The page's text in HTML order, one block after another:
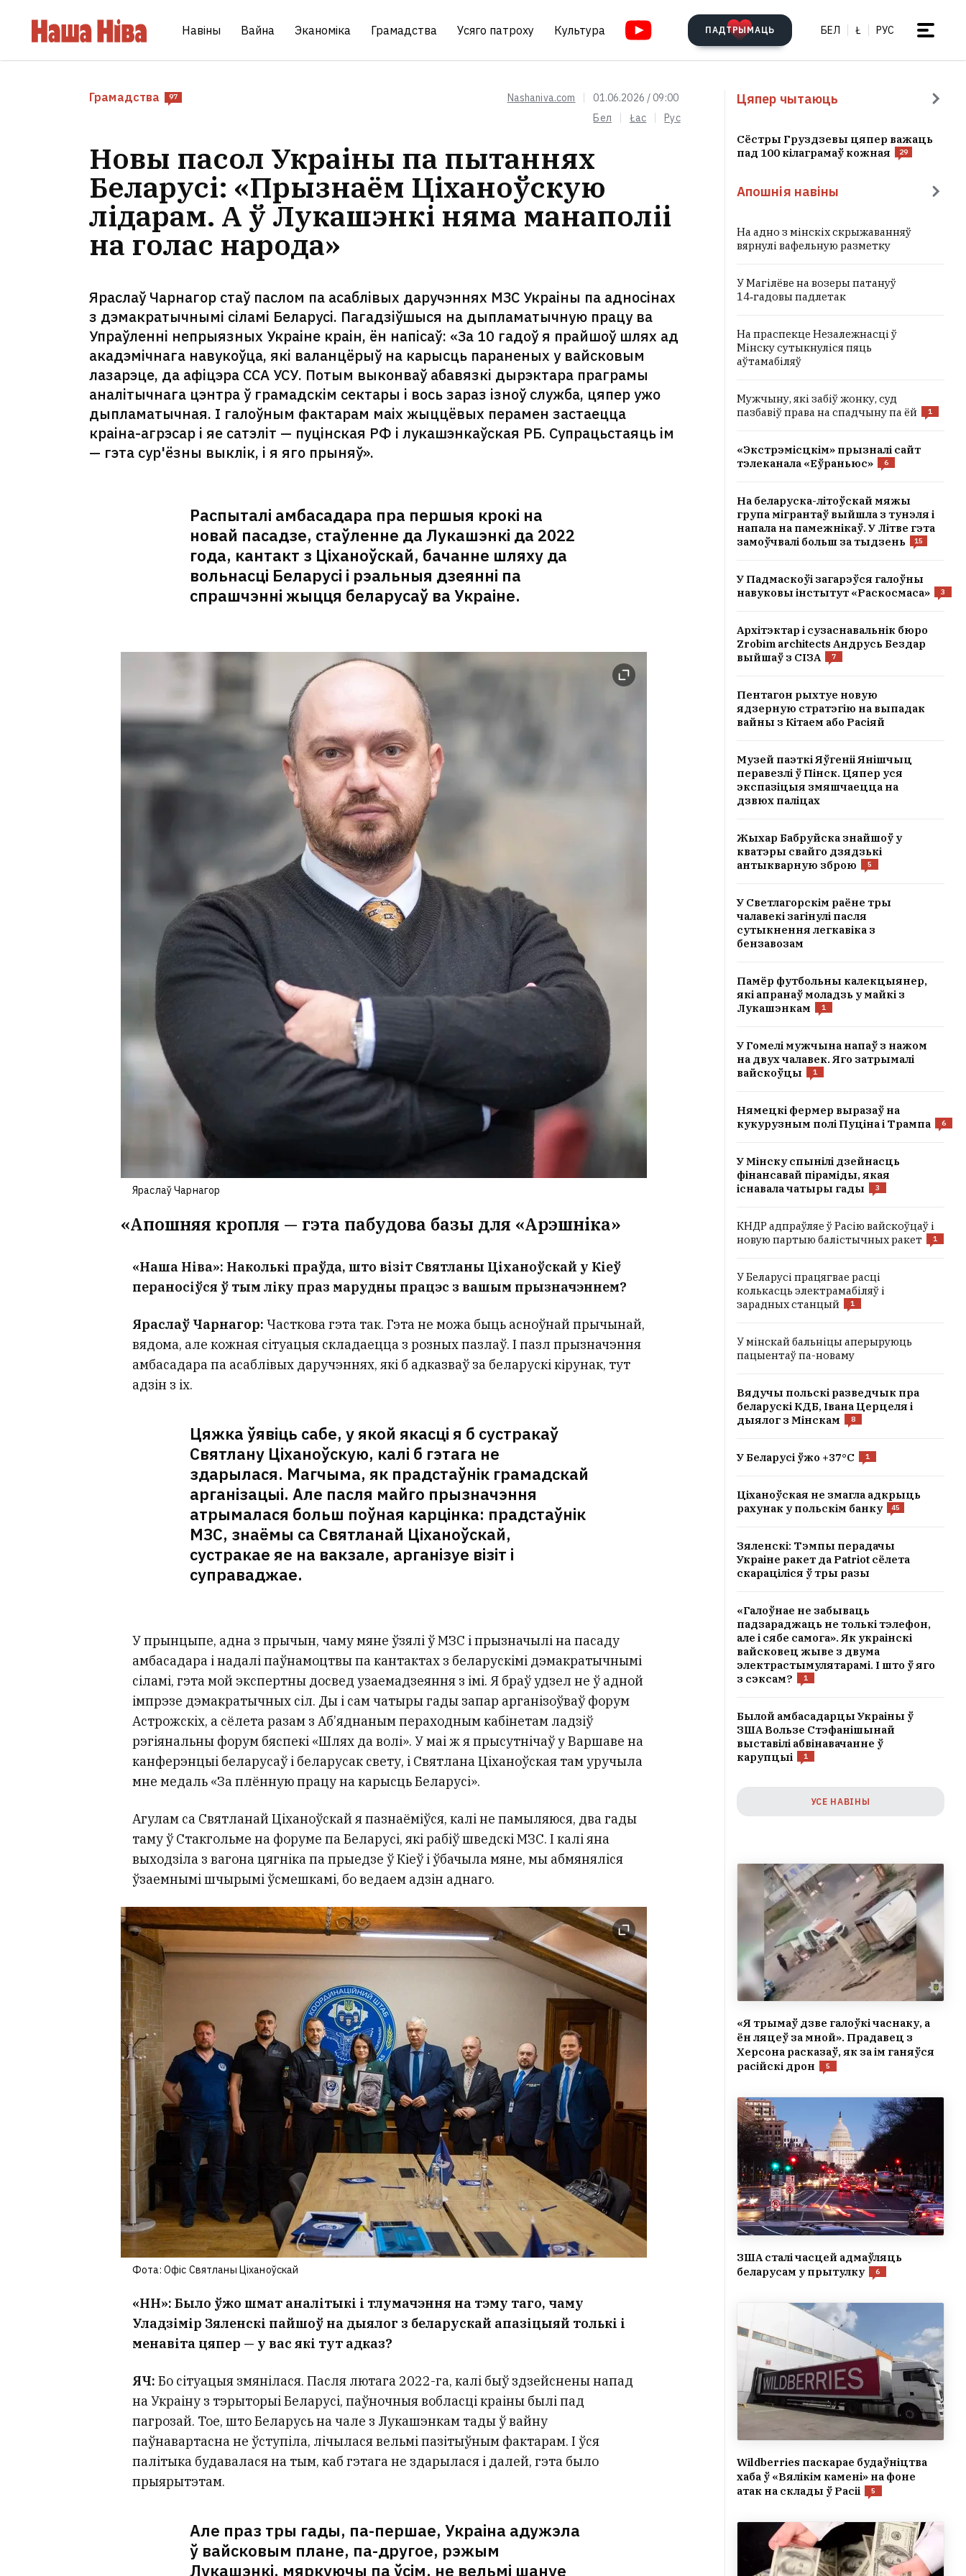
Навіны Вайна Эканоміка Грамадства Усяго патроху Культура ПАДТРЫМАЦЬ БЕЛ Ł РУС
Грамадства 97 Nashaniva.com
01.06.2026 / 09:00
Бел
Łac Рус
Новы пасол Украіны па пытаннях
Беларусі: «Прызнаём Ціханоўскую
лідарам. А ў Лукашэнкі няма манаполіі
на голас народа»
Яраслаў Чарнагор стаў паслом па асаблівых даручэннях МЗС Украіны па адносінах
з дэмакратычнымі сіламі Беларусі. Пагадзіўшыся на дыпламатычную працу ва
Упраўленні непрыязных Украіне краін, ён напісаў: «За 10 гадоў я прайшоў шлях ад
акадэмічнага навукоўца, які валанцёрыў на карысць параненых у вайсковым
лазарэце, да афіцэра ССА УСУ. Потым выконваў абавязкі дырэктара праграмы
аналітычнага цэнтра ў грамадскім сектары і вось зараз ізноў служба, цяпер ужо
дыпламатычная. І галоўным фактарам маіх жыццёвых перамен застаецца
краіна-агрэсар і яе сатэліт — пуцінская РФ і лукашэнкаўская РБ. Супрацьстаяць ім
— гэта сур'ёзны выклік, і я яго прыняў».
Распыталі амбасадара пра першыя крокі на
новай пасадзе, стаўленне да Лукашэнкі да 2022
года, кантакт з Ціханоўскай, бачанне шляху да
вольнасці Беларусі і рэальныя дзеянні па
спрашчэнні жыцця беларусаў ва Украіне.
Яраслаў Чарнагор
«Апошняя кропля — гэта пабудова базы для «Арэшніка»
«Наша Ніва»: Наколькі праўда, што візіт Святланы Ціханоўскай у Кіеў
пераносіўся ў тым ліку праз марудны працэс з вашым прызначэннем?
Яраслаў Чарнагор: Часткова гэта так. Гэта не можа быць асноўнай прычынай,
вядома, але кожная сітуацыя складаецца з розных пазлаў. І пазл прызначэння
амбасадара па асаблівых даручэннях, які б адказваў за беларускі кірунак, тут
адзін з іх.
Цяжка ўявіць сабе, у якой якасці я б сустракаў
Святлану Ціханоўскую, калі б гэтага не
здарылася. Магчыма, як прадстаўнік грамадскай
арганізацыі. Але пасля майго прызначэння
атрымалася больш поўная карцінка: прадстаўнік
МЗС, знаёмы са Святланай Ціханоўскай,
сустракае яе на вакзале, арганізуе візіт і
суправаджае.
У прынцыпе, адна з прычын, чаму мяне ўзялі ў МЗС і прызначылі на пасаду
амбасадара і надалі паўнамоцтвы па кантактах з беларускімі дэмакратычнымі
сіламі, гэта мой экспертны досвед узаемадзеяння з імі. Я браў удзел не ў адной
імпрэзе дэмакратычных сіл. Ды і сам чатыры гады запар арганізоўваў форум
Астрожскіх, а сёлета разам з Аб’яднаным пераходным кабінетам ладзіў
рэгіянальны форум бяспекі «Шлях да волі». У маі ж я прысутнічаў у Варшаве на
канферэнцыі беларусаў і беларусак свету, і Святлана Ціханоўская там уручыла
мне медаль «За плённую працу на карысць Беларусі».
Агулам са Святланай Ціханоўскай я пазнаёміўся, калі не памыляюся, два гады
таму ў Стакгольме на форуме па Беларусі, які рабіў шведскі МЗС. І калі яна
выходзіла з вагона цягніка па прыедзе ў Кіеў і ўбачыла мяне, мы абмяняліся
ўзаемнымі шчырымі ўсмешкамі, бо ведаем адзін аднаго.
Фота: Офіс Святланы Ціханоўскай
«НН»: Было ўжо шмат аналітыкі і тлумачэння на тэму таго, чаму
Уладзімір Зяленскі пайшоў на дыялог з беларускай апазіцыяй толькі і
менавіта цяпер — у вас які тут адказ?
ЯЧ: Бо сітуацыя змянілася. Пасля лютага 2022-га, калі быў здзейснены напад
на Украіну з тэрыторыі Беларусі, паўночныя вобласці краіны былі пад
пагрозай. Тое, што Беларусь на чале з Лукашэнкам тады ў вайну
паўнавартасна не ўступіла, лічылася вельмі пазітыўным фактарам. І ўся
палітыка будавалася на тым, каб гэтага не здарылася і далей, гэта было
прыярытэтам.
Але праз тры гады, па-першае, Украіна адужэла
ў вайсковым плане, па-другое, рэжым
Лукашэнкі, мяркуючы па ўсім, не вельмі шануе
Цяпер чытаюць
Сёстры Груздзевы цяпер важаць
пад 100 кілаграмаў кожная
29
Апошнія навіны
На адно з мінскіх скрыжаванняў
вярнулі вафельную разметку
У Магілёве на возеры патануў
14‑гадовы падлетак
На праспекце Незалежнасці ў
Мінску сутыкнуліся пяць
аўтамабіляў
Мужчыну, які забіў жонку, суд
пазбавіў права на спадчыну па ёй
1
«Экстрэмісцкім» прызналі сайт
тэлеканала «Еўраньюс»
6
На беларуска-літоўскай мяжы
група мігрантаў выйшла з тунэля і
напала на памежнікаў. У Літве гэта
замоўчвалі больш за тыдзень
15
У Падмаскоўі загарэўся галоўны
навуковы інстытут «Раскосмаса»
3
Архітэктар і сузаснавальнік бюро
Zrobim architects Андрусь Бездар
выйшаў з СІЗА
7
Пентагон рыхтуе новую
ядзерную стратэгію на выпадак
вайны з Кітаем або Расіяй
Музей паэткі Яўгеніі Янішчыц
перавезлі ў Пінск. Цяпер уся
экспазіцыя змяшчаецца на
дзвюх паліцах
Жыхар Бабруйска знайшоў у
кватэры свайго дзядзькі
антыкварную зброю
5
У Светлагорскім раёне тры
чалавекі загінулі пасля
сутыкнення легкавіка з
бензавозам
Памёр футбольны калекцыянер,
які апранаў моладзь у майкі з
Лукашэнкам
1
У Гомелі мужчына напаў з нажом
на двух чалавек. Яго затрымалі
вайскоўцы
1
Нямецкі фермер выразаў на
кукурузным полі Пуціна і Трампа
6
У Мінску спынілі дзейнасць
фінансавай піраміды, якая
існавала чатыры гады
3
КНДР адпраўляе ў Расію вайскоўцаў і
новую партыю балістычных ракет
1
У Беларусі працягвае расці
колькасць электрамабіляў і
зарадных станцый
1
У мінскай бальніцы аперыруюць
пацыентаў па-новаму
Вядучы польскі разведчык пра
беларускі КДБ, Івана Церцеля і
дыялог з Мінскам
8
У Беларусі ўжо +37°C 1
Ціханоўская не змагла адкрыць
рахунак у польскім банку
45
Зяленскі: Тэмпы перадачы
Украіне ракет да Patriot сёлета
скараціліся ў тры разы
«Галоўнае не забываць
падзараджаць не толькі тэлефон,
але і сябе самога». Як украінскі
вайсковец жыве з двума
электрастымулятарамі. І што ў яго
з сэксам?
1
Былой амбасадарцы Украіны ў
ЗША Вользе Стэфанішынай
выставілі абвінавачанне ў
карупцыі
1
УСЕ НАВІНЫ
«Я трымаў дзве галоўкі часнаку, а
ён ляцеў за мной». Прадавец з
Херсона расказаў, як за ім ганяўся
расійскі дрон
5
ЗША сталі часцей адмаўляць
беларусам у прытулку
6
Wildberries паскарае будаўніцтва
хаба ў «Вялікім камені» на фоне
атак на склады ў Расіі
5